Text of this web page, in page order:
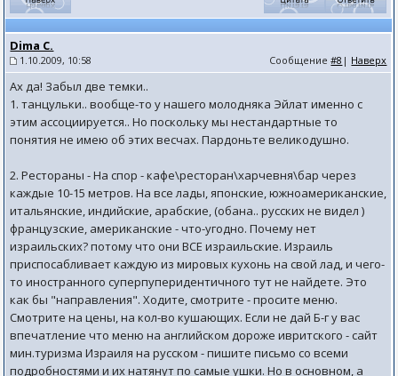
Dima C.
1.10.2009, 10:58 Сообщение#8 | Наверх
Ах да! Забыл две темки..
1. танцульки.. вообще-то у нашего молодняка Эйлат именно с
этим ассоциируется.. Но поскольку мы нестандартные то
понятия не имею об этих весчах. Пардоньте великодушно.
2. Рестораны - На спор - кафе\ресторан\харчевня\бар через
каждые 10-15 метров. На все лады, японские, южноамериканские,
итальянские, индийские, арабские, (обана.. русских не видел )
французские, американские - что-угодно. Почему нет
израильских? потому что они ВСЕ израильские. Израиль
приспосабливает каждую из мировых кухонь на свой лад, и чего-
то иностранного суперпуперидентичного тут не найдете. Это
как бы "направления". Ходите, смотрите - просите меню.
Смотрите на цены, на кол-во кушающих. Если не дай Б-г у вас
впечатление что меню на английском дороже ивритского - сайт
мин.туризма Израиля на русском - пишите письмо со всеми
подробностями и их натянут по самые ушки. Но в основном, а